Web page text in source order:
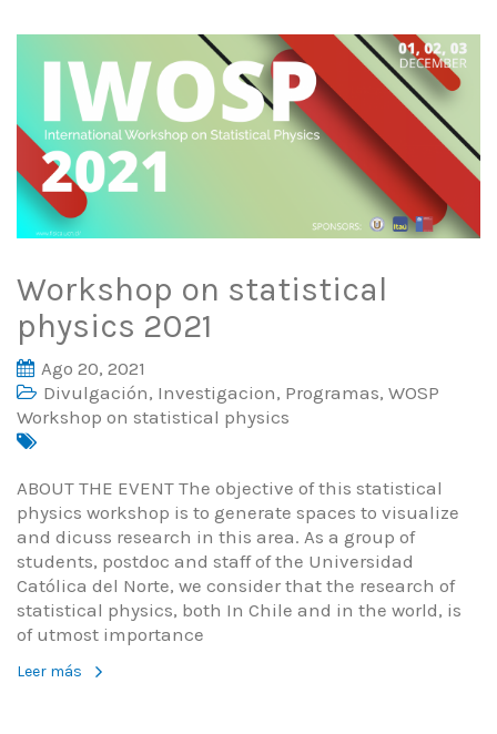
Workshop on statistical
physics 2021
Ago 20, 2021
Divulgación, Investigacion, Programas, WOSP
Workshop on statistical physics
ABOUT THE EVENT The objective of this statistical
physics workshop is to generate spaces to visualize
and dicuss research in this area. As a group of
students, postdoc and staff of the Universidad
Católica del Norte, we consider that the research of
statistical physics, both In Chile and in the world, is
of utmost importance
Leer más